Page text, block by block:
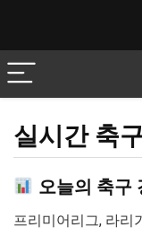
실시간 축
오늘의 축구
프리미어리그, 라리